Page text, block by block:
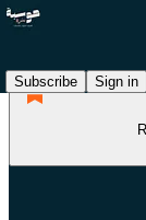
Subscribe
Sign in